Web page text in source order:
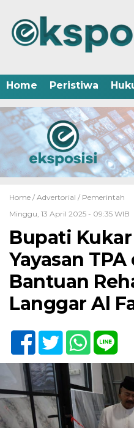
Home Peristiwa
Home / Advertorial / Pemerintah
Minggu, 13 April 2025 - 09:35 WIB
Bupati
Yayasan
Bantuan
Langgar Al